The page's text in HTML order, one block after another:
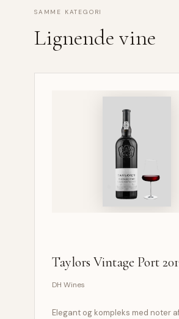
SAMME KATEGORI
Lignende vine
Taylors Vintage Port
DH Wines
Elegant og kompleks med noter